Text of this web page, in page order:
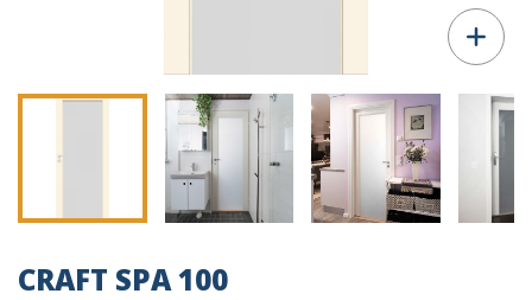
CRAFT SPA 100